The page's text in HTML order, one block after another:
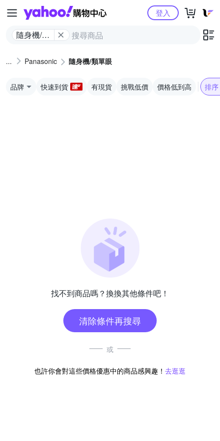
Yahoo購物中心
隨身機/類
登入
Panasonic 隨身機/類單眼
品牌 快速到貨 有現貨 挑戰低價 價格低到高 排序
找不到商品嗎？換換其他條件吧！
清除條件再搜尋
或
也許你會對這些價格優惠中的商品感興趣！ 去逛逛